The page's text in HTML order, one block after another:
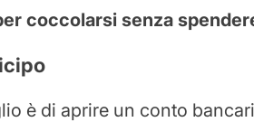
coccolarsi senza
è di aprire un conto